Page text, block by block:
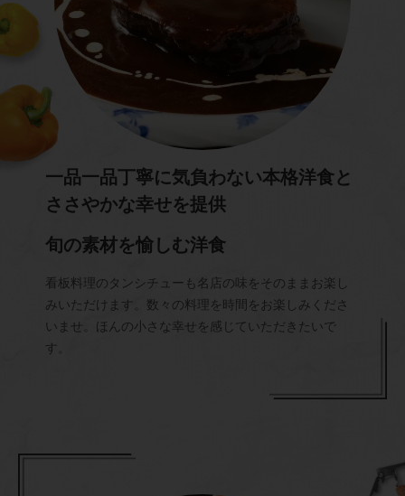
一品一品丁寧に気負わない本格洋食と
ささやかな幸せを提供
旬の素材を愉しむ洋食
看板料理のタンシチューも名店の味をそのままお楽し
みいただけます。数々の料理を時間をお楽しみくださ
いませ。ほんの小さな幸せを感じていただきたいで
す。